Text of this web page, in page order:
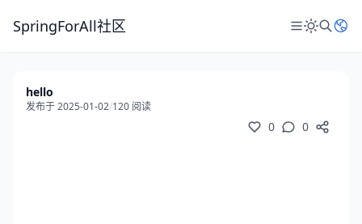
SpringForAll社区
hello
发布于 2025-01-02/120 阅读
0 0